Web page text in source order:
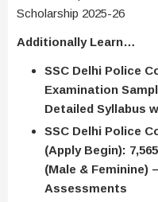
Additionally Learn…
SSC Delhi Police
Examination
Detailed Syllabus
SSC Delhi Police
(Apply Begin):
(Male & Feminine)
Assessments